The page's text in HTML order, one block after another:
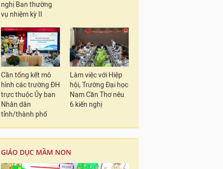
nghị Ban thường
vụ nhiệm kỳ II
Cần tổng kết mô
hình các trường ĐH
trực thuộc Ủy ban
Nhân dân
tỉnh/thành phố
Làm việc với Hiệp
hội, Trường Đại học
Nam Cần Thơ nêu
6 kiến nghị
GIÁO DỤC MẦM NON